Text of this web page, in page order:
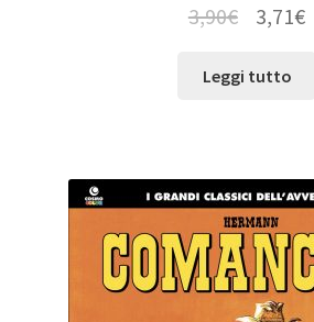
3,90€ 3,71€
Leggi tutto